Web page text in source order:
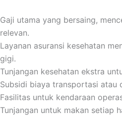
Gaji utama yang bersaing,
relevan.
Layanan asuransi kesehatan
gigi.
Tunjangan kesehatan ekstra
Subsidi biaya transportasi atau
Fasilitas untuk kendaraan
Tunjangan untuk makan setiap